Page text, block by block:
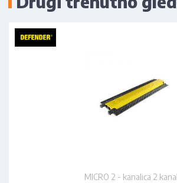
MICRO 2 - kanalica 2